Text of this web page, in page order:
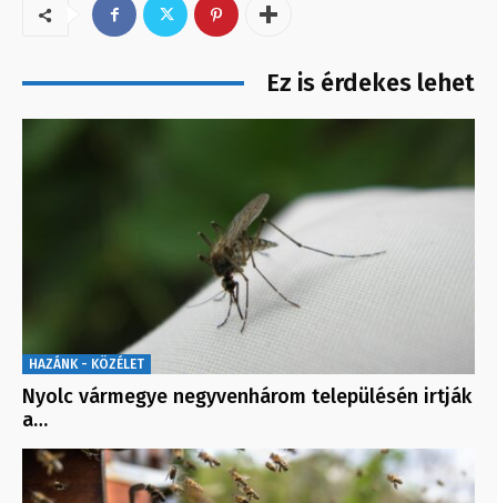
Ez is érdekes lehet
HAZÁNK - KÖZÉLET
Nyolc vármegye negyvenhárom településén irtják
a…